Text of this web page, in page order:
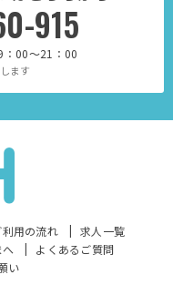
915
00～21：00
ます
利用の流れ
求人一覧
へ
よくあるご質問
い